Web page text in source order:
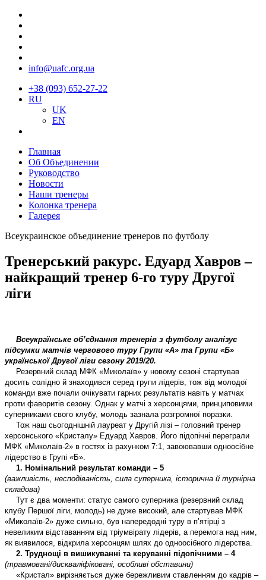
info@uafc.org.ua
+38 (093) 652-27-22
RU
UK
EN
Главная
Об Объединении
Руководство
Новости
Наши тренеры
Колонка тренера
Галерея
Всеукраинское объединение тренеров по футболу
Тренерський ракурс. Едуард Хавров –
найкращий тренер 6-го туру Другої
ліги
Всеукраїнське об’єднання тренерів з футболу аналізує
підсумки матчів чергового туру Групи «А» та Групи «Б»
української Другої ліги сезону 2019/20.
Резервний склад МФК «Миколаїв» у новому сезоні стартував
досить солідно й знаходився серед групи лідерів, тож від молодої
команди вже почали очікувати гарних результатів навіть у матчах
проти фаворитів сезону. Однак у матчі з херсонцями, принциповими
суперниками свого клубу, молодь зазнала розгромної поразки.
Тож наш сьогоднішній лауреат у Другій лізі – головний тренер
херсонського «Кристалу» Едуард Хавров. Його підопічні переграли
МФК «Миколаїв-2» в гостях із рахунком 7:1, завоювавши одноосібне
лідерство в Групі «Б».
1. Номінальний результат команди – 5
(важливість, несподіваність, сила суперника, історична й турнірна
складова)
Тут є два моменти: статус самого суперника (резервний склад
клубу Першої ліги, молодь) не дуже високий, але стартував МФК
«Миколаїв-2» дуже сильно, був напередодні туру в п’ятірці з
невеликим відставанням від тріумвірату лідерів, а перемога над ним,
як виявилося, відкрила херсонцям шлях до одноосібного лідерства.
2. Труднощі в вишикуванні та керуванні підопічними – 4
(травмовані/дискваліфіковані, особливі обставини)
«Кристал» вирізняється дуже бережливим ставленням до кадрів –